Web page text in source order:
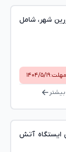
شهر، شامل
مهلت:۱۴۰۴/۵/۱۹
ایستگاه آتش